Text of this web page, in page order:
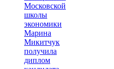
Московской
школы
экономики
Марина
Микитчук
получила
диплом